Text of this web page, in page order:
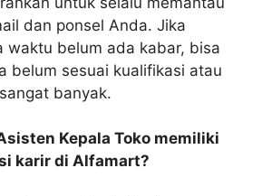
dan ponsel Anda. Jika
waktu belum ada kabar, bisa
belum sesuai kualifikasi atau
banyak.
Kepala Toko memiliki
karir di Alfamart?